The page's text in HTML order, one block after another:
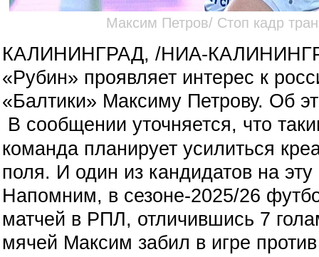
Максим Петров/ Стоп кадр
КАЛИНИНГРАД, /НИА-
«Рубин» проявляет интерес к
«Балтики» Максиму Петрову. Об
В сообщении уточняется, что
команда планирует усилиться
поля. И один из кандидатов на
Напомним, в сезоне-2025/26
матчей в РПЛ, отличившись 7
мячей Максим забил в игре